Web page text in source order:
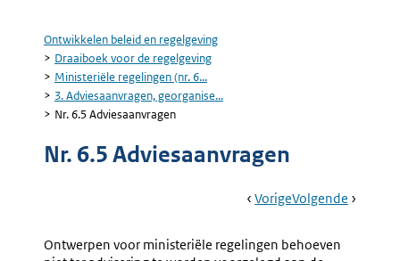
Kruimelpad
Ontwikkelen beleid en regelgeving
Draaiboek voor de regelgeving
Ministeriële regelingen (nr. 6...
3. Adviesaanvragen, georganise...
Nr. 6.5 Adviesaanvragen
Nr. 6.5 Adviesaanvragen
Book
Ga
VorigePagina:
Georganiseerd
Ga
Volgende Pagina:
Ontwerpen voor ministeriële regelingen behoeven